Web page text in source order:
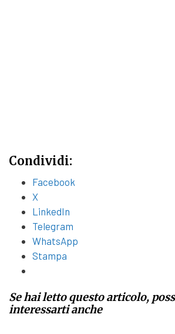
Condividi:
Facebook
X
LinkedIn
Telegram
WhatsApp
Stampa
Se hai letto questo articolo,
interessarti anche